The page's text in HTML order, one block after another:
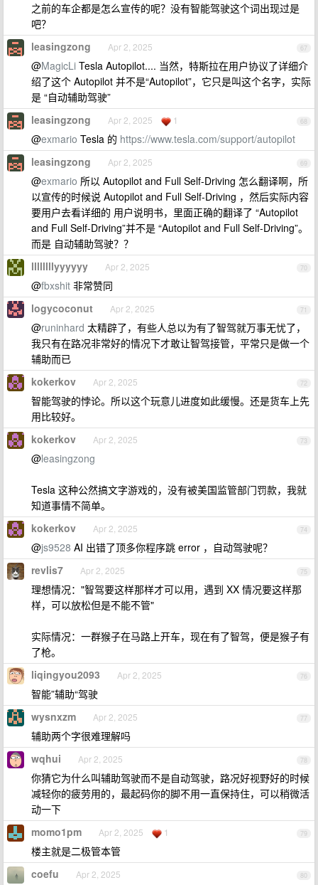
之前的车企都是怎么宣传的呢？没有智能驾驶这个词出现过是
吧？
67
leasingzong Apr 2, 2025
@MagicLi Tesla Autopilot.... 当然，特斯拉在用户协议了详细介
绍了这个 Autopilot 并不是“Autopilot”，它只是叫这个名字，实际
是 “自动辅助驾驶”
68
leasingzong Apr 2, 2025 1
@exmario Tesla 的 https://www.tesla.com/support/autopilot
69
leasingzong Apr 2, 2025
@exmario 所以 Autopilot and Full Self-Driving 怎么翻译啊，所
以宣传的时候说 Autopilot and Full Self-Driving ，然后实际内容
要用户去看详细的 用户说明书，里面正确的翻译了 “Autopilot
and Full Self-Driving”并不是 “Autopilot and Full Self-Driving”。
而是 自动辅助驾驶？？
70
llllllllyyyyyy Apr 2, 2025
@fbxshit 非常赞同
71
logycoconut Apr 2, 2025
@runinhard 太精辟了，有些人总以为有了智驾就万事无忧了，
我只有在路况非常好的情况下才敢让智驾接管，平常只是做一个
辅助而已
72
kokerkov Apr 2, 2025
智能驾驶的悖论。所以这个玩意儿进度如此缓慢。还是货车上先
用比较好。
73
kokerkov Apr 2, 2025
@leasingzong
Tesla 这种公然搞文字游戏的，没有被美国监管部门罚款，我就
知道事情不简单。
74
kokerkov Apr 2, 2025
@js9528 AI 出错了顶多你程序跳 error ，自动驾驶呢？
75
revlis7 Apr 2, 2025
理想情况："智驾要这样那样才可以用，遇到 XX 情况要这样那
样，可以放松但是不能不管"
实际情况：一群猴子在马路上开车，现在有了智驾，便是猴子有
了枪。
76
liqingyou2093 Apr 2, 2025
智能”辅助“驾驶
77
wysnxzm Apr 2, 2025
辅助两个字很难理解吗
78
wqhui Apr 2, 2025
你猜它为什么叫辅助驾驶而不是自动驾驶，路况好视野好的时候
减轻你的疲劳用的，最起码你的脚不用一直保持住，可以稍微活
动一下
79
momo1pm Apr 2, 2025 1
楼主就是二极管本管
80
coefu Apr 2, 2025